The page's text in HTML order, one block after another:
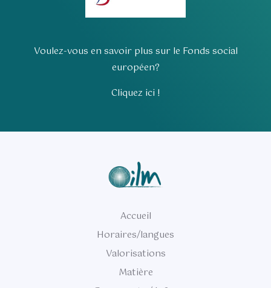
Voulez-vous en savoir plus sur le Fonds social
européen?
Cliquez ici !
Accueil
Horaires/langues
Valorisations
Matière